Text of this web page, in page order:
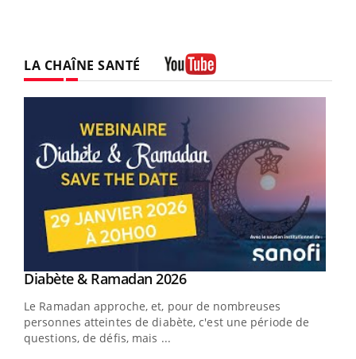
LA CHAÎNE SANTÉ
Youtube
Diabète & Ramadan 2026Youtube
Le Ramadan approche, et, pour de nombreuses
personnes atteintes de diabète, c'est une période de
questions, de défis, mais ...